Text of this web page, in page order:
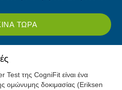
ΤΏΡΑ
Test της CogniFit είναι ένα
ομώνυμης δοκιμασίας (Eriksen